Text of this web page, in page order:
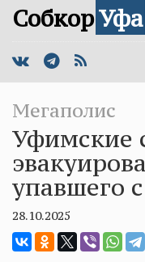
СобкорУфа
Мегаполис
Уфимские
упавшего
28.10.2025